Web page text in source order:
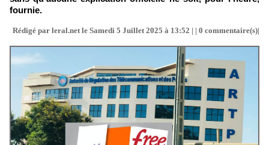
fournie.
Rédigé par leral.net le Samedi 5 Juillet 2025 à 13:52 | | 0 commentaire(s)|